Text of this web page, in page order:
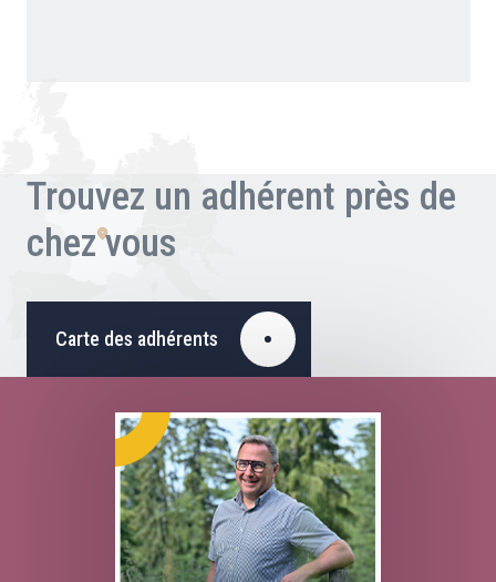
Trouvez un adhérent près de
chez vous
Carte des adhérents